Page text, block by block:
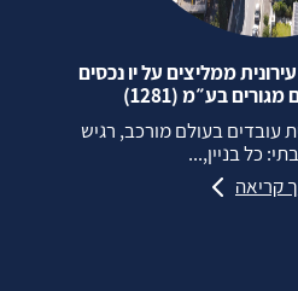
ממליצים על יו נכסים
בע״מ (1281)
עובדים בעולם מורכב, רגיש
כל בניין,...
קריאה